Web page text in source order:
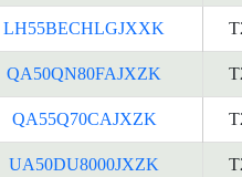
LH55BECHLGJXXK
QA50QN80FAJXZK
QA55Q70CAJXZK
UA50DU8000JXZK